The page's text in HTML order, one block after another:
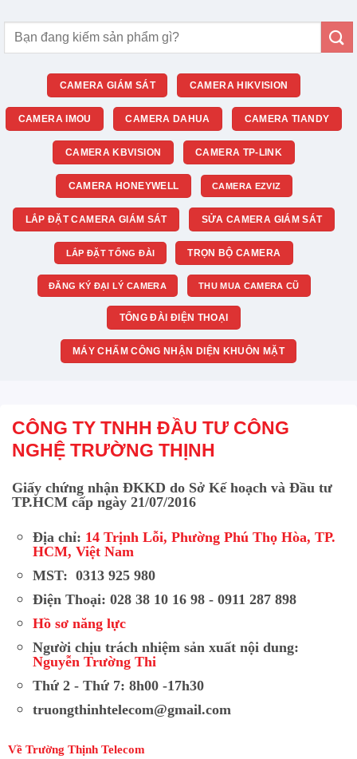
Tìm
CAMERA GIÁM SÁT CAMERA HIKVISION
CAMERA IMOU CAMERA DAHUA CAMERA TIANDY
CAMERA KBVISION CAMERA TP-LINK
CAMERA HONEYWELL CAMERA EZVIZ
LẮP ĐẶT CAMERA GIÁM SÁT SỬA CAMERA GIÁM SÁT
LẮP ĐẶT TỔNG ĐÀI TRỌN BỘ CAMERA
ĐĂNG KÝ ĐẠI LÝ CAMERA THU MUA CAMERA CŨ
TỔNG ĐÀI ĐIỆN THOẠI
MÁY CHẤM CÔNG NHẬN DIỆN KHUÔN MẶT
CÔNG TY TNHH ĐẦU TƯ CÔNG
NGHỆ TRƯỜNG THỊNH
Giấy chứng nhận ĐKKD do Sở Kế hoạch và Đầu tư
TP.HCM cấp ngày 21/07/2016
Địa chỉ: 14 Trịnh Lỗi, Phường Phú Thọ Hòa, TP.
HCM, Việt Nam
MST: 0313 925 980
Điện Thoại: 028 38 10 16 98 - 0911 287 898
Hồ sơ năng lực
Người chịu trách nhiệm sản xuất nội dung:
Nguyễn Trường Thi
Thứ 2 - Thứ 7: 8h00 -17h30
truongthinhtelecom@gmail.com
Về Trường Thịnh Telecom